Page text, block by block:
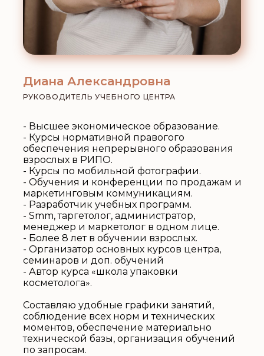
- Высшее экономическое образование.
- Курсы нормативной правогого
обеспечения непрерывного образования
взрослых в РИПО.
- Курсы по мобильной фотографии.
- Обучения и конференции по продажам и
маркетинговым коммуникациям.
- Разработчик учебных программ.
- Smm, таргетолог, администратор,
менеджер и маркетолог в одном лице.
- Более 8 лет в обучении взрослых.
- Организатор основных курсов центра,
семинаров и доп. обучений
- Автор курса «школа упаковки
косметолога».
Cоставляю удобные графики занятий,
соблюдение всех норм и технических
моментов, обеспечение материально
технической базы, организация обучений
по запросам.
РУКОВОДИТЕЛЬ УЧЕБНОГО ЦЕНТРА
Диана Александровна